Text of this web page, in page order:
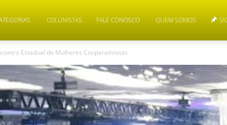
COLUNISTAS FALE CONOSCO QUEM SOMOS
Estadual de Mulheres Cooperativistas